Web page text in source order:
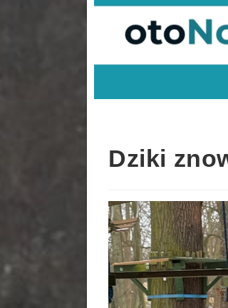
Dziki